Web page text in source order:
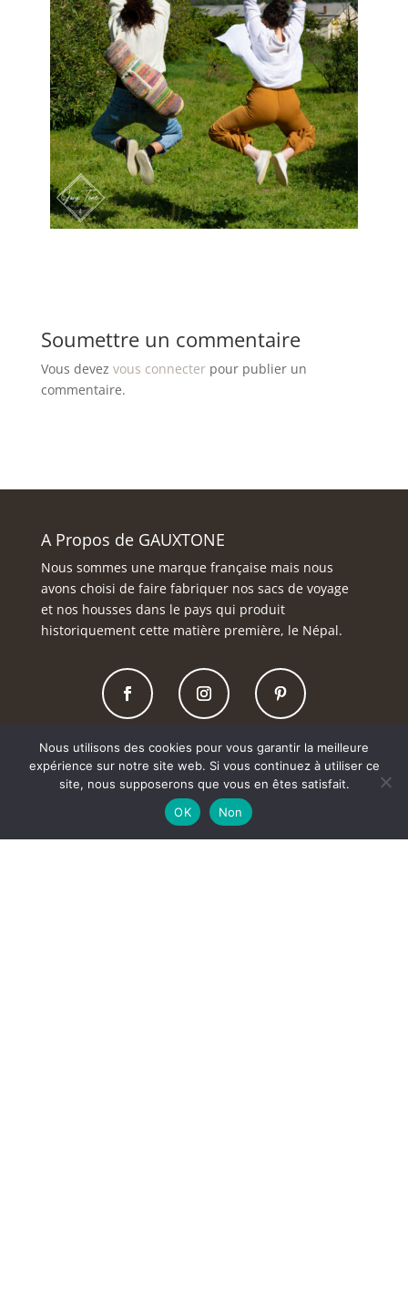
Soumettre un commentaire
Vous devez vous connecterpour publier un
commentaire.
A Propos de GAUXTONE
Nous sommes une marque française mais nous
avons choisi de faire fabriquer nos sacs de voyage
et nos housses dans le pays qui produit
historiquement cette matière première, le Népal.
Mon Compte
Détails de mon compte
Nous utilisons des cookies pour vous garantir la meilleure
expérience sur notre site web. Si vous continuez à utiliser ce
site, nous supposerons que vous en êtes satisfait.
OK
Non